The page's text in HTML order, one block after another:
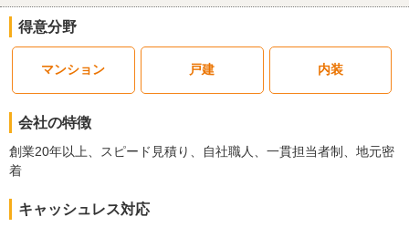
営業の方がこちらの都合に嫌がらずに合わせてくださいました。ま
た、連絡した時には素早い返信もあり大変助かりました。
リフォーム会社からの返答
うございました。
また、お忙しい中、現地調査やお打ち合わせのお時間をいただき、
心より感謝申し上げます。
おかげさまで、工事を滞りなく進めることができました。
今回の工事が、お客さまの快適な住まいづくりのお役に立てました
得意分野
マンション 戸建 内装
会社の特徴
創業20年以上、スピード見積り、自社職人、一貫担当者制、地元密
着
キャッシュレス対応